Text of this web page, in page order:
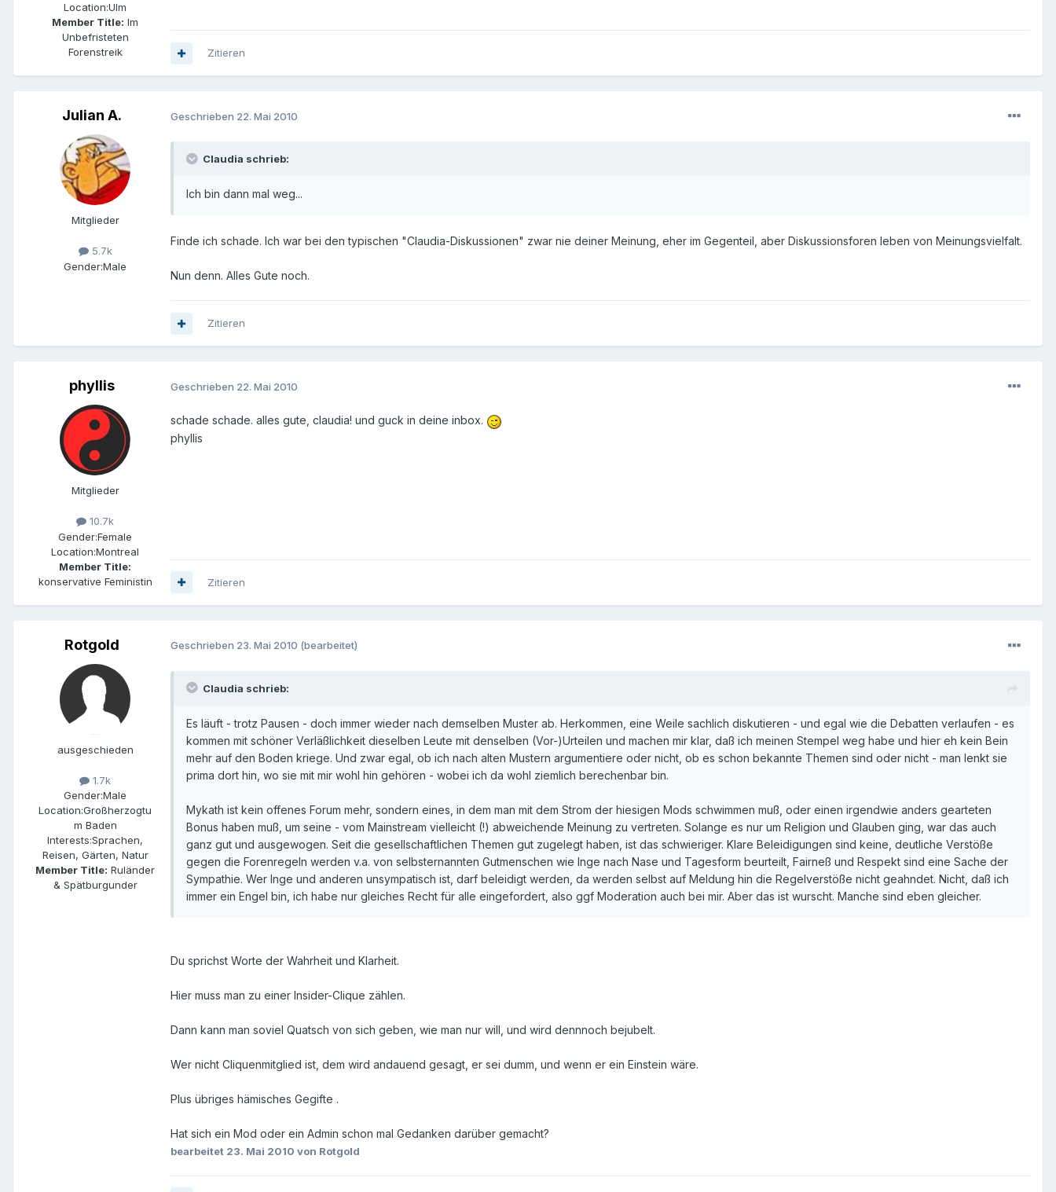
Location:Ulm
Member Title: Im
Unbefristeten
Forenstreik
Zitieren
Julian A.
Mitglieder
5.7k
Gender:Male
Geschrieben 22. Mai 2010
Claudia schrieb:
Ich bin dann mal weg...
Finde ich schade. Ich war bei den typischen "Claudia-Diskussionen" zwar nie deiner Meinung, eher im Gegenteil, aber Diskussionsforen leben von Meinungsvielfalt.
Nun denn. Alles Gute noch.
Zitieren
phyllis
Mitglieder
10.7k
Gender:Female
Location:Montreal
Member Title:
konservative Feministin
Geschrieben 22. Mai 2010
schade schade. alles gute, claudia! und guck in deine inbox.
phyllis
Zitieren
Rotgold
ausgeschieden
1.7k
Gender:Male
Location:Großherzogtu
m Baden
Interests:Sprachen,
Reisen, Gärten, Natur
Member Title: Ruländer
& Spätburgunder
Geschrieben 23. Mai 2010 (bearbeitet)
Claudia schrieb:
Es läuft - trotz Pausen - doch immer wieder nach demselben Muster ab. Herkommen, eine Weile sachlich diskutieren - und egal wie die Debatten verlaufen - es
kommen mit schöner Verläßlichkeit dieselben Leute mit denselben (Vor-)Urteilen und machen mir klar, daß ich meinen Stempel weg habe und hier eh kein Bein
mehr auf den Boden kriege. Und zwar egal, ob ich nach alten Mustern argumentiere oder nicht, ob es schon bekannte Themen sind oder nicht - man lenkt sie
prima dort hin, wo sie mit mir wohl hin gehören - wobei ich da wohl ziemlich berechenbar bin.
Mykath ist kein offenes Forum mehr, sondern eines, in dem man mit dem Strom der hiesigen Mods schwimmen muß, oder einen irgendwie anders gearteten
Bonus haben muß, um seine - vom Mainstream vielleicht (!) abweichende Meinung zu vertreten. Solange es nur um Religion und Glauben ging, war das auch
ganz gut und ausgewogen. Seit die gesellschaftlichen Themen gut zugelegt haben, ist das schwieriger. Klare Beleidigungen sind keine, deutliche Verstöße
gegen die Forenregeln werden v.a. von selbsternannten Gutmenschen wie Inge nach Nase und Tagesform beurteilt, Fairneß und Respekt sind eine Sache der
Sympathie. Wer Inge und anderen unsympatisch ist, darf beleidigt werden, da werden selbst auf Meldung hin die Regelverstöße nicht geahndet. Nicht, daß ich
immer ein Engel bin, ich habe nur gleiches Recht für alle eingefordert, also ggf Moderation auch bei mir. Aber das ist wurscht. Manche sind eben gleicher.
Du sprichst Worte der Wahrheit und Klarheit.
Hier muss man zu einer Insider-Clique zählen.
Dann kann man soviel Quatsch von sich geben, wie man nur will, und wird dennnoch bejubelt.
Wer nicht Cliquenmitglied ist, dem wird andauend gesagt, er sei dumm, und wenn er ein Einstein wäre.
Plus übriges hämisches Gegifte .
Hat sich ein Mod oder ein Admin schon mal Gedanken darüber gemacht?
bearbeitet 23. Mai 2010 von Rotgold